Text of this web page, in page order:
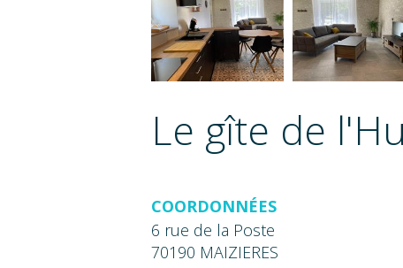
Le gîte de
COORDONNÉES
6 rue de la Poste
70190 MAIZIERES